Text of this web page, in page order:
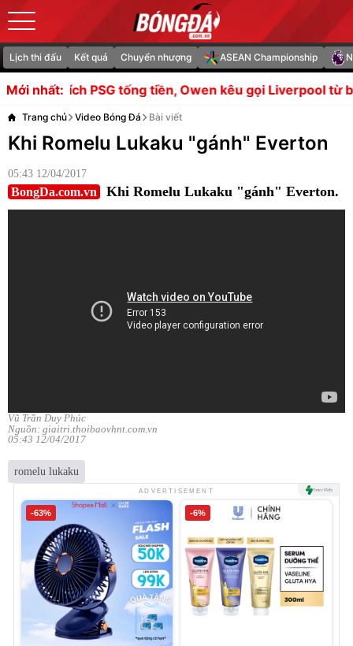
Lịch thi đấu Kết quả Chuyển nhượng ASEAN Championship
Mới nhất:
tống tiền, Owen kêu gọi Liverpool từ bỏ Barcola
Trang chủ Video Bóng Đá Bài viết
Khi Romelu Lukaku "gánh" Everton
05:43 12/04/2017
BongDa.com.vn Khi Romelu Lukaku "gánh" Everton.
Vũ Trần Duy Phúc
Nguồn: giaitri.thoibaovhnt.com.vn
05:43 12/04/2017
romelu lukaku
ADVERTISEMENT
-63% -6%